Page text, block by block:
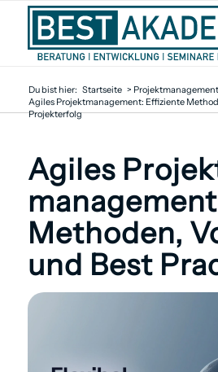
Du bist hier: Startseite > Projektmanagement
Agiles Projektmanagement: Effiziente
Projekterfolg
Agiles
Methoden,
und Best